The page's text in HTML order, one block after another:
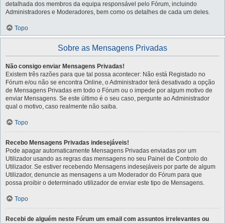
detalhada dos membros da equipa responsável pelo Fórum, incluindo
Administradores e Moderadores, bem como os detalhes de cada um deles.
Topo
Sobre as Mensagens Privadas
Não consigo enviar Mensagens Privadas!
Existem três razões para que tal possa acontecer: Não está Registado no
Fórum e/ou não se encontra Online, o Administrador terá desativado a opção
de Mensagens Privadas em todo o Fórum ou o impede por algum motivo de
enviar Mensagens. Se este último é o seu caso, pergunte ao Administrador
qual o motivo, caso realmente não saiba.
Topo
Recebo Mensagens Privadas indesejáveis!
Pode apagar automaticamente Mensagens Privadas enviadas por um
Utilizador usando as regras das mensagens no seu Painel de Controlo do
Utilizador. Se estiver recebendo Mensagens indesejáveis por parte de algum
Utilizador, denuncie as mensagens a um Moderador do Fórum para que
possa proibir o determinado utilizador de enviar este tipo de Mensagens.
Topo
Recebi de alguém neste Fórum um email com assuntos irrelevantes ou